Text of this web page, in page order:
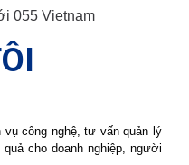
055 Vietnam
vụ công nghệ, tư vấn quản lý
cho doanh nghiệp, người